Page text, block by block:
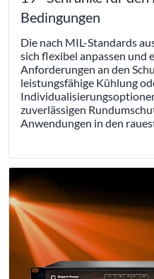
Bedingungen
Die nach MIL-Standards
sich flexibel anpassen und
Anforderungen an den
leistungsfähige Kühlung
zuverlässigen
Anwendungen in den